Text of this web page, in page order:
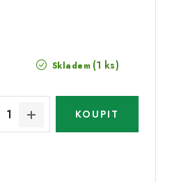
Skladem (1 ks)